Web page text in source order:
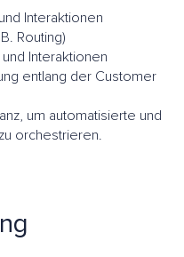
Interaktionen
Routing)
Interaktionen
entlang der Customer
um automatisierte und
orchestrieren.